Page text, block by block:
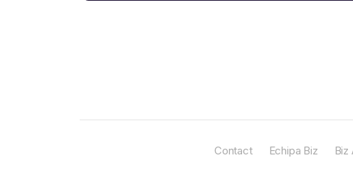
Contact Echipa Biz Biz